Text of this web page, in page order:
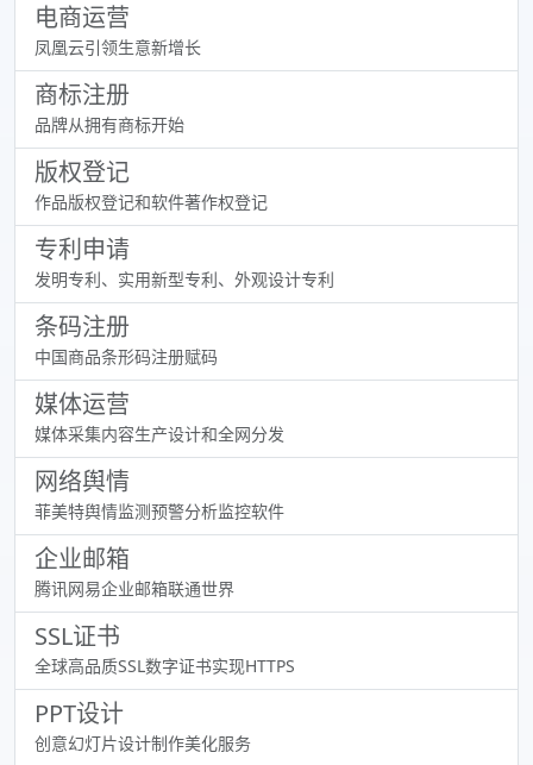
电商运营
凤凰云引领生意新增长
商标注册
品牌从拥有商标开始
版权登记
作品版权登记和软件著作权登记
专利申请
发明专利、实用新型专利、外观设计专利
条码注册
中国商品条形码注册赋码
媒体运营
媒体采集内容生产设计和全网分发
网络舆情
菲美特舆情监测预警分析监控软件
企业邮箱
腾讯网易企业邮箱联通世界
SSL证书
全球高品质SSL数字证书实现HTTPS
PPT设计
创意幻灯片设计制作美化服务